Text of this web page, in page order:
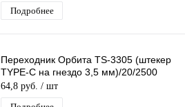
Подробнее
Переходник Орбита TS-3305 (штекер
TYPE-C на гнездо 3,5 мм)/20/2500
64,8 руб. / шт